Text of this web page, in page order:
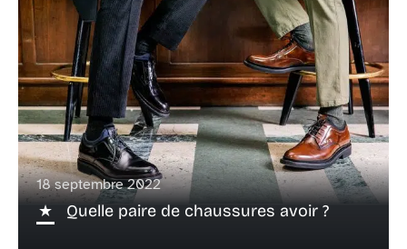
18 septembre 2022
Quelle paire de chaussures avoir ?